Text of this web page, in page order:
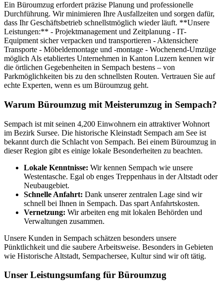
Ein Büroumzug erfordert präzise Planung und professionelle
Durchführung. Wir minimieren Ihre Ausfallzeiten und sorgen dafür,
dass Ihr Geschäftsbetrieb schnellstmöglich wieder läuft. **Unsere
Leistungen:** - Projektmanagement und Zeitplanung - IT-
Equipment sicher verpacken und transportieren - Aktensichere
Transporte - Möbeldemontage und -montage - Wochenend-Umzüge
möglich Als etabliertes Unternehmen in Kanton Luzern kennen wir
die örtlichen Gegebenheiten in Sempach bestens – von
Parkmöglichkeiten bis zu den schnellsten Routen. Vertrauen Sie auf
echte Experten, wenn es um Büroumzug geht.
Warum Büroumzug mit Meisterumzug in Sempach?
Sempach ist mit seinen 4,200 Einwohnern ein attraktiver Wohnort
im Bezirk Sursee. Die historische Kleinstadt Sempach am See ist
bekannt durch die Schlacht von Sempach. Bei einem Büroumzug in
dieser Region gibt es einige lokale Besonderheiten zu beachten.
Lokale Kenntnisse: Wir kennen Sempach wie unsere
Westentasche. Egal ob enges Treppenhaus in der Altstadt oder
Neubaugebiet.
Schnelle Anfahrt: Dank unserer zentralen Lage sind wir
schnell bei Ihnen in Sempach. Das spart Anfahrtskosten.
Vernetzung: Wir arbeiten eng mit lokalen Behörden und
Verwaltungen zusammen.
Unsere Kunden in Sempach schätzen besonders unsere
Pünktlichkeit und die saubere Arbeitsweise. Besonders in Gebieten
wie Historische Altstadt, Sempachersee, Kultur sind wir oft tätig.
Unser Leistungsumfang für Büroumzug